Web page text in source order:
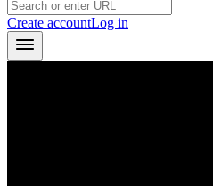
Create accountLog in